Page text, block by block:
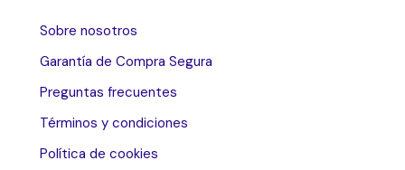
Sobre nosotros
Garantía de Compra Segura
Preguntas frecuentes
Términos y condiciones
Política de cookies